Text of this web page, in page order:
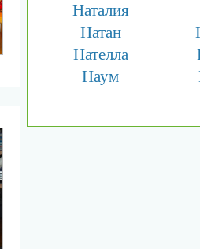
Наталия
Натан
Нателла
Наум